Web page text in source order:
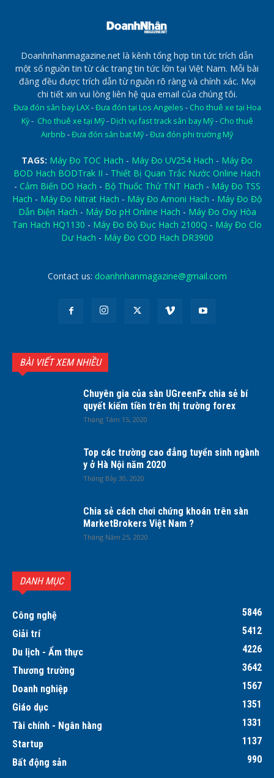
Doanhnhanmagazine.net là kênh tổng hợp tin tức trích dẫn
một số nguồn tin từ các trang tin tức lớn tại Việt Nam. Mỗi bài
đăng đều được trích dẫn từ nguồn rõ ràng và chính xác. Mọi
chi tiết xin vui lòng liên hệ qua email của chúng tôi.
Đưa đón sân bay LAX-Đưa đón tại Los Angeles - Cho thuê xe tại Hoa
Kỳ- Cho thuê xe tại Mỹ- Dịch vụ fast track sân bay Mỹ- Cho thuê
Airbnb -Đưa đón sân bat Mỹ-Đưa đón phi trường Mỹ
TAGS: Máy Đo TOC Hach - Máy Đo UV254 Hach - Máy Đo
BOD Hach BODTrak II - Thiết Bị Quan Trắc Nước Online Hach
- Cảm Biến DO Hach - Bộ Thuốc Thử TNT Hach - Máy Đo TSS
Hach - Máy Đo Nitrat Hach - Máy Đo Amoni Hach - Máy Đo Độ
Dẫn Điện Hach - Máy Đo pH Online Hach - Máy Đo Oxy Hòa
Tan Hach HQ1130 - Máy Đo Độ Đục Hach 2100Q - Máy Đo Clo
Dư Hach - Máy Đo COD Hach DR3900
Contact us: doanhnhanmagazine@gmail.com
BÀI VIẾT XEM NHIỀU
Chuyên gia của sàn UGreenFx chia sẻ bí
quyết kiếm tiền trên thị trường forex
Tháng Tám 15, 2020
Top các trường cao đẳng tuyển sinh ngành
y ở Hà Nội năm 2020
Tháng Bảy 30, 2020
Chia sẻ cách chơi chứng khoán trên sàn
MarketBrokers Việt Nam ?
Tháng Năm 25, 2020
DANH MỤC
Công nghệ
5846
Giải trí
5412
Du lịch - Ẩm thực
4226
Thương trường
3642
Doanh nghiệp
1567
Giáo dục
1351
Tài chính - Ngân hàng
1331
Startup
1137
Bất động sản
990